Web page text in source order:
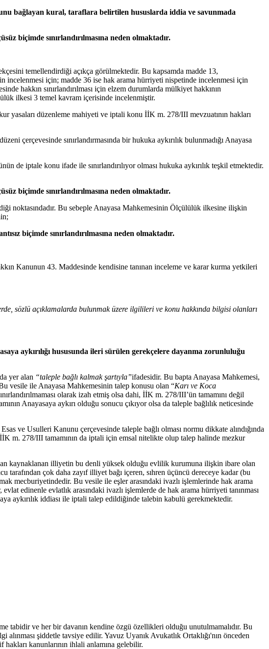
bağlayan kural, taraflara belirtilen hususlarda iddia ve savunmada
biçimde sınırlandırılmasına neden olmaktadır.
temellendirdiği açıkça görülmektedir. Bu kapsamda madde 13,
incelenmesi için; madde 36 ise hak arama hürriyeti nispetinde incelenmesi için
hakkın sınırlandırılması için elzem durumlarda mülkiyet hakkının
ilkesi 3 temel kavram içerisinde incelenmiştir.
yasaları düzenleme mahiyeti ve iptali konu İİK m. 278/III mevzuatının hakları
çerçevesinde sınırlandırmasında bir hukuka aykırılık bulunmadığı Anayasa
de iptale konu ifade ile sınırlandırılıyor olması hukuka aykırılık teşkil etmektedir.
biçimde sınırlandırılmasına neden olmaktadır.
noktasındadır. Bu sebeple Anayasa Mahkemesinin Ölçülülük ilkesine ilişkin
biçimde sınırlandırılmasına neden olmaktadır.
Kanunun 43. Maddesinde kendisine tanınan inceleme ve karar kurma yetkileri
sözlü açıklamalarda bulunmak üzere ilgilileri ve konu hakkında bilgisi olanları
aykırılığı hususunda ileri sürülen gerekçelere dayanma zorunluluğu
yer alan “taleple bağlı kalmak şartıyla”ifadesidir. Bu bapta Anayasa Mahkemesi,
vesile ile Anayasa Mahkemesinin talep konusu olan “Karı ve Koca
olarak izah etmiş olsa dahi, İİK m. 278/III’ün tamamını değil
Anayasaya aykırı olduğu sonucu çıkıyor olsa da taleple bağlılık neticesinde
ve Usulleri Kanunu çerçevesinde taleple bağlı olması normu dikkate alındığında
m. 278/III tamamının da iptali için emsal nitelikte olup talep halinde mezkur
kaynaklanan illiyetin bu denli yüksek olduğu evlilik kurumuna ilişkin ibare olan
çok daha zayıf illiyet bağı içeren, sıhren üçüncü dereceye kadar (bu
mecburiyetindedir. Bu vesile ile eşler arasındaki ivazlı işlemlerinde hak arama
edinenle evlatlık arasındaki ivazlı işlemlerde de hak arama hürriyeti tanınması
aykırılık iddiası ile iptali talep edildiğinde talebin kabulü gerekmektedir.
tabidir ve her bir davanın kendine özgü özellikleri olduğu unutulmamalıdır. Bu
şiddetle tavsiye edilir. Yavuz Uyanık Avukatlık Ortaklığı'nın önceden
hakları kanunlarının ihlali anlamına gelebilir.